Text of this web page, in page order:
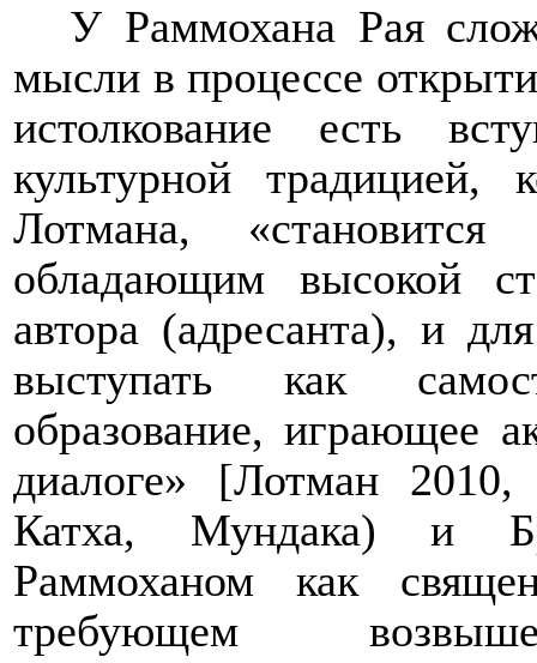
У Раммохана Рая
мысли в процессе
истолкование есть
культурной
Лотмана, «становится
обладающим высокой
автора (адресанта), и
выступать как
образование, играющее
диалоге» [Лотман
Катха, Мундака) и
Раммоханом как
требующем